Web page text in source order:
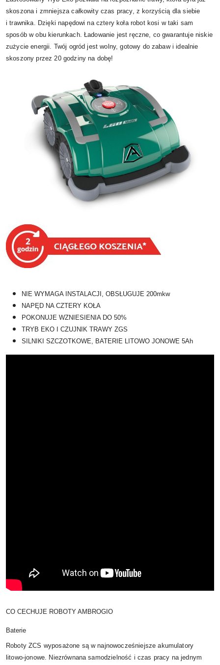
skoszona i zmniejsza całkowity czas pracy, z korzyścią dla siebie
i trawnika. Dzięki napędowi na cztery koła robot kosi w taki sam
sposób w obu kierunkach. Ładowanie jest ręczne, co gwarantuje niskie
zużycie energii. Twój ogród jest wolny, gotowy do zabaw i idealnie
skoszony przez 20 godziny na dobę!
NIE WYMAGA INSTALACJI, OBSŁUGUJE 200mkw
NAPĘD NA CZTERY KOŁA
POKONUJE WZNIESIENIA DO 50%
TRYB EKO I CZUJNIK TRAWY ZGS
SILNIKI SZCZOTKOWE, BATERIE LITOWO JONOWE 5Ah
CO CECHUJE ROBOTY AMBROGIO
Baterie
Roboty ZCS wyposażone są w najnowocześniejsze akumulatory
litowo-jonowe. Niezrównana samodzielność i czas pracy na jednym